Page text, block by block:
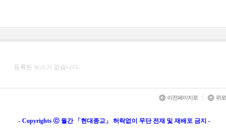
등록된 뉴스가 없습니다.
이전페이지로 | 위로
- Copyrights ⓒ 월간 「현대종교」 허락없이 무단 전재 및 재배포 금지 -